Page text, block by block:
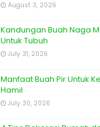
August 3, 2026
Kandungan Buah Naga
Untuk Tubuh
July 31, 2026
Manfaat Buah Pir Untuk
Hamil
July 30, 2026